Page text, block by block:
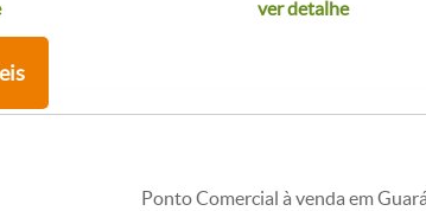
ver detalhe
Ponto Comercial à venda em Guará